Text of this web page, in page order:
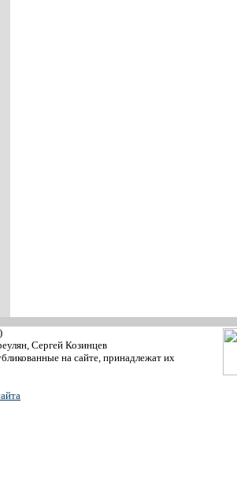
)
Сергей Козинцев
на сайте, принадлежат их